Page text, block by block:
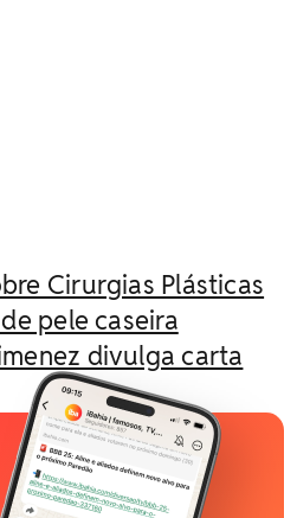
Cirurgias Plásticas
pele caseira
divulga carta